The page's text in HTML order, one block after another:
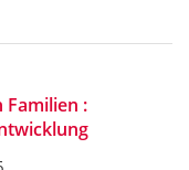
Familien :